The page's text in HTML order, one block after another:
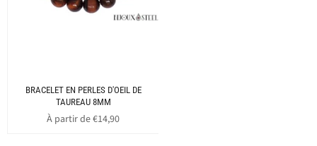
BRACELET EN PERLES D'OEIL DE
TAUREAU 8MM
À partir de €14,90